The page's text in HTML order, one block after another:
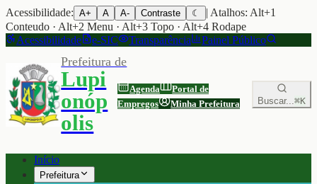
Acessibilidade: A+ A A- Contraste ☾
| Atalhos: Alt+1
Conteudo · Alt+2 Menu · Alt+3 Topo · Alt+4 Rodape
Acessibilidade
e-SIC Transparência Painel Público
Prefeitura de
Lupi
onóp
olis
Agenda
Portal de
Empregos
Minha Prefeitura Buscar...⌘K
Início
Prefeitura